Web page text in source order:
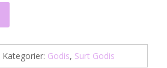
Kategorier: Godis, Surt Godis